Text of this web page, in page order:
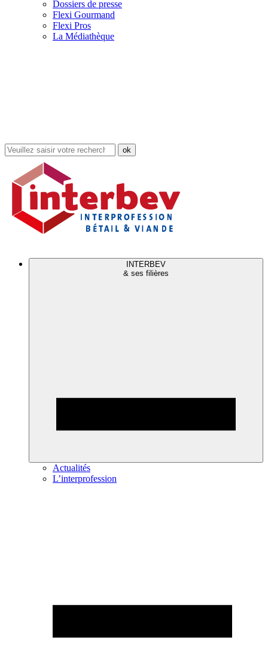
Dossiers de presse
Flexi Gourmand
Flexi Pros
La Médiathèque
Rechercher
dans
site
INTERBEV
& ses filières
Actualités
L’interprofession